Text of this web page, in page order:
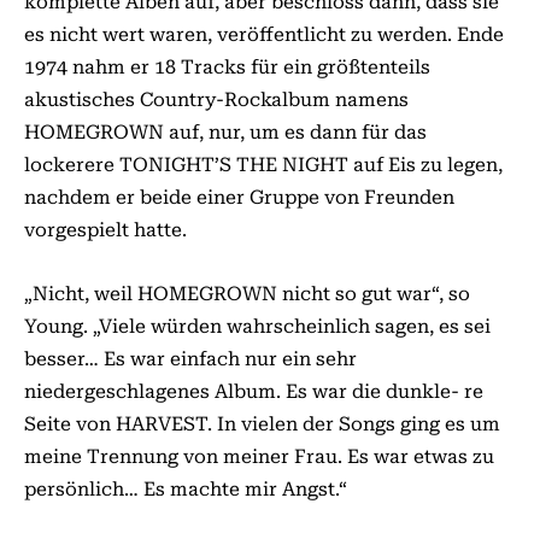
es nicht wert waren, veröffentlicht zu werden. Ende
1974 nahm er 18 Tracks für ein größtenteils
akustisches Country-Rockalbum namens
HOMEGROWN auf, nur, um es dann für das
lockerere TONIGHT’S THE NIGHT auf Eis zu legen,
nachdem er beide einer Gruppe von Freunden
vorgespielt hatte.
„Nicht, weil HOMEGROWN nicht so gut war“, so
Young. „Viele würden wahrscheinlich sagen, es sei
besser… Es war einfach nur ein sehr
niedergeschlagenes Album. Es war die dunkle- re
Seite von HARVEST. In vielen der Songs ging es um
meine Trennung von meiner Frau. Es war etwas zu
persönlich… Es machte mir Angst.“